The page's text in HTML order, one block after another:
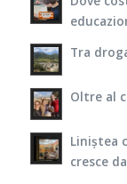
Tra
Oltre al
Liniștea
cresce